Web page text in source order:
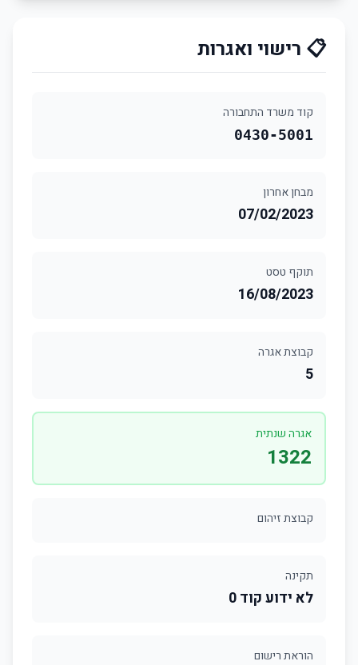
📋 רישוי ואגרות
קוד משרד התחבורה
0430-5001
מבחן אחרון
07/02/2023
תוקף טסט
16/08/2023
קבוצת אגרה
5
אגרה שנתית
1322
קבוצת זיהום
תקינה
לא ידוע קוד 0
הוראת רישום